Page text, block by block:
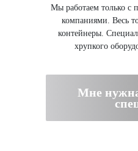
Мы работаем только с
компаниями. Весь
контейнеры.
хрупкого
Мне